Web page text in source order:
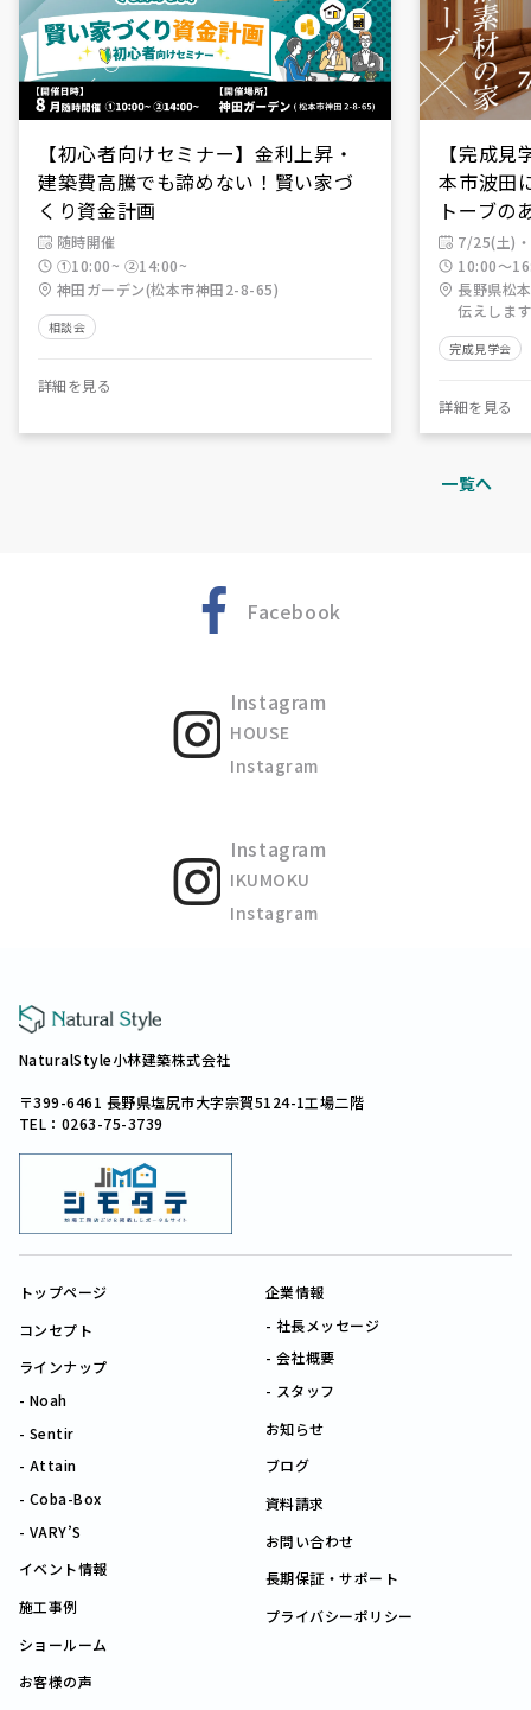
【初心者向けセミナー】金利上昇・
建築費高騰でも諦めない！賢い家づ
くり資金計画
随時開催
①10:00~ ②14:00~
神田ガーデン(松本市神田2-8-65)
相談会
詳細を見る
【完成
本市波田
トーブの
7/25(土)
10:00～
長野県松
伝えしま
完成見学会
詳細を見る
一覧へ
Facebook
Instagram
HOUSE
Instagram
Instagram
IKUMOKU
Instagram
NaturalStyle小林建築株式会社
〒399-6461 長野県塩尻市大字宗賀5124-1工場二階
TEL：0263-75-3739
トップページ
コンセプト
ラインナップ
Noah
Sentir
Attain
Coba-Box
VARY’S
イベント情報
施工事例
ショールーム
お客様の声
企業情報
社長メッセージ
会社概要
スタッフ
お知らせ
ブログ
資料請求
お問い合わせ
長期保証・サポート
プライバシーポリシー